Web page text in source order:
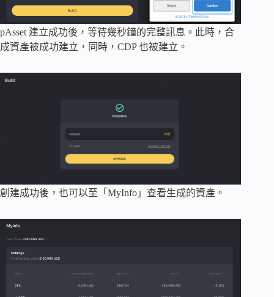
pAsset 建立成功後，等待幾秒鐘的完整訊息。此時，合
成資產被成功建立，同時，CDP 也被建立。
創建成功後，也可以至「MyInfo」查看生成的資產。